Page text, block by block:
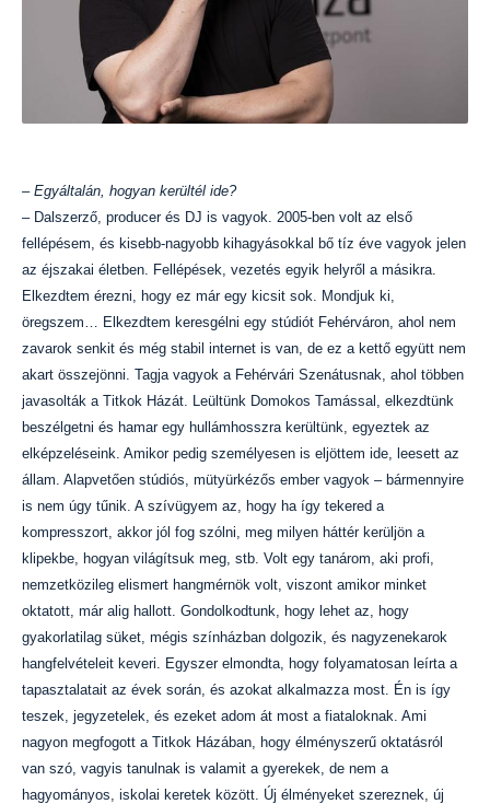
– Egyáltalán, hogyan kerültél ide?
– Dalszerző, producer és DJ is vagyok. 2005-ben volt az első
fellépésem, és kisebb-nagyobb kihagyásokkal bő tíz éve vagyok jelen
az éjszakai életben. Fellépések, vezetés egyik helyről a másikra.
Elkezdtem érezni, hogy ez már egy kicsit sok. Mondjuk ki,
öregszem… Elkezdtem keresgélni egy stúdiót Fehérváron, ahol nem
zavarok senkit és még stabil internet is van, de ez a kettő együtt nem
akart összejönni. Tagja vagyok a Fehérvári Szenátusnak, ahol többen
javasolták a Titkok Házát. Leültünk Domokos Tamással, elkezdtünk
beszélgetni és hamar egy hullámhosszra kerültünk, egyeztek az
elképzeléseink. Amikor pedig személyesen is eljöttem ide, leesett az
állam. Alapvetően stúdiós, mütyürkézős ember vagyok – bármennyire
is nem úgy tűnik. A szívügyem az, hogy ha így tekered a
kompresszort, akkor jól fog szólni, meg milyen háttér kerüljön a
klipekbe, hogyan világítsuk meg, stb. Volt egy tanárom, aki profi,
nemzetközileg elismert hangmérnök volt, viszont amikor minket
oktatott, már alig hallott. Gondolkodtunk, hogy lehet az, hogy
gyakorlatilag süket, mégis színházban dolgozik, és nagyzenekarok
hangfelvételeit keveri. Egyszer elmondta, hogy folyamatosan leírta a
tapasztalatait az évek során, és azokat alkalmazza most. Én is így
teszek, jegyzetelek, és ezeket adom át most a fiataloknak. Ami
nagyon megfogott a Titkok Házában, hogy élményszerű oktatásról
van szó, vagyis tanulnak is valamit a gyerekek, de nem a
hagyományos, iskolai keretek között. Új élményeket szereznek, új